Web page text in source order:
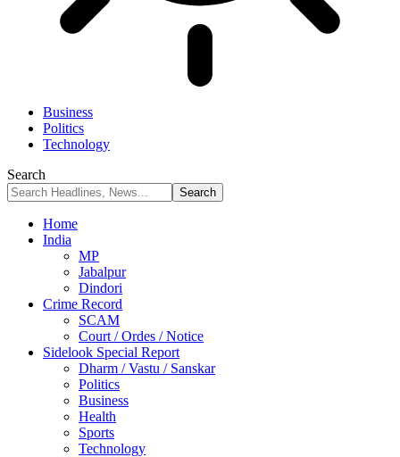
Business
Politics
Technology
Search
Home
India
MP
Jabalpur
Dindori
Crime Record
SCAM
Court / Ordes / Notice
Sidelook Special Report
Dharm / Vastu / Sanskar
Politics
Business
Health
Sports
Technology